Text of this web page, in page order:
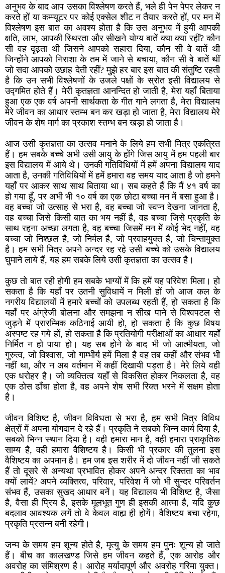
अनुभव के बाद आप उसका विश्लेषण करते हैं, भले ही पेन पेपर लेकर न
करते हों या कम्प्यूटर पर कोई एक्सेल शीट न तैयार करते हों, पर मन में
विश्लेषण इस बात का अवश्य होता है कि उस अनुभव में हुयी आपकी
क्षति, लाभ, आपकी स्थिरता और सीखने योग्य बातें क्या क्या रहीं? कौन
सी वह दृढ़ता थी जिसने आपको सहारा दिया, कौन सी वे बातें थी
जिन्होंने आपको निराशा के तम में जाने से बचाया, कौन सी वे बातें थीं
जो सदा आपको उछाह देती रहीं? मुझे हर बार इस बात की संतुष्टि रहती
है कि उन सभी विश्लेषणों के उजले पक्षों के स्रोत इसी विद्यालय से
उद्गमित होते हैं। मेरी कृतज्ञता आनन्दित हो जाती है, मेरा यहाँ बिताया
हुआ एक एक वर्ष अपनी सार्थकता के गीत गाने लगता है, मेरा विद्यालय
मेरे जीवन का आधार स्तम्भ बन कर खड़ा हो जाता है़, मेरा विद्यालय मेरे
जीवन के शेष मार्ग का प्रकाश स्तम्भ बन खड़ा हो जाता है।
आज उसी कृतज्ञता का उत्सव मनाने के लिये हम सभी मित्र एकत्रित
हैं। हम सबके बच्चे अभी उसी आयु के होंगे जिस आयु में हम पहली बार
इस विद्यालय में आये थे। उनकी गतिविधियों में हमें अपना विद्यालय याद
आता है, उनकी गतिविधियों में हमें हमारा वह समय याद आता है जो हमने
यहाँ पर आकर साथ साथ बिताया था। सब कहते हैं कि मैं ४१ वर्ष का
हो गया हूँ, पर अभी भी १० वर्ष का एक छोटा बच्चा मन में बसा हुआ है।
वह बच्चा जो उत्साह से भरा है, वह बच्चा जो स्वप्न देखना जानता है,
वह बच्चा जिसे किसी बात का भय नहीं है, वह बच्चा जिसे प्रकृति के
साथ रहना अच्छा लगता है, वह बच्चा जिसमें मन में कोई भेद नहीं, वह
बच्चा जो निश्छल है, जो निर्मल है, जो प्रवाहयुक्त है, जो चिन्तामुक्त
है। हम सभी मित्र अपने अन्दर रह रहे उसी बच्चे को उसके विद्यालय
घुमाने लाये हैं, यह हम सबके लिये उसी कृतज्ञता का उत्सव है।
कुछ तो बात रही होगी हम सबके भाग्यों में कि हमें यह परिवेश मिला। हो
सकता है कि यहाँ पर उतनी सुविधायें न मिली हों जो आज कल के
नगरीय विद्यालयों में हमारे बच्चों को उपलब्ध रहती हैं, हो सकता है कि
यहाँ पर अंग्रेजी बोलना और समझना न सीख पाने से विश्वपटल से
जुड़ने में प्रारम्भिक कठिनाई आयी हो, हो सकता है कि कुछ विषय
अस्पष्ट रह गये हों, हो सकता है कि प्रतियोगी परीक्षाओं का आधार यहाँ
निर्मित न हो पाया हो। यह सब होने के बाद भी जो आत्मीयता, जो
गुरुत्व, जो विश्वास, जो गाम्भीर्य हमें मिला है वह तब कहीं और संभव भी
नहीं था, और न अब वर्तमान में कहीं दिखायी पड़ता है। मेरे लिये वही
एक धरोहर है। जो व्यक्तित्व यहाँ से विकसित होकर निकलता है, वह
एक ठोस ढाँचा होता है, वह अपने शेष सभी रिक्त भरने में सक्षम होता
है।
जीवन विशिष्ट है, जीवन विविधता से भरा है, हम सभी मित्र विविध
क्षेत्रों में अपना योगदान दे रहे हैं। प्रकृति ने सबको भिन्न कार्य दिया है,
सबको भिन्न स्थान दिया है। वही हमारा मान है, वही हमारा प्राकृतिक
साम्य है, वही हमारा वैशिष्टय है। किसी भी प्रकार की तुलना इस
वैशिष्टय का अपमान है। हम जब इस शरीर में दो जीवन नहीं जी सकते
हैं तो दूसरे से अन्यथा प्रभावित होकर अपने अन्दर रिक्तता का भाव
क्यों लायें? अपने व्यक्तित्व, परिवार, परिवेश में जो भी सुन्दर परिवर्तन
संभव हैं, उसका सुखद आधार बनें। यह विद्यालय भी विशिष्ट है, जैसा
है, वैसा ही प्रिय है, इसके मूलभूत गुण ही इसकी आत्मा है, यदि कुछ
बदलाव आवश्यक लगें तो वे केवल वाह्य ही होगें। वैशिष्टय बचा रहेगा,
प्रकृति प्रसन्न बनी रहेगी।
जन्म के समय हम शून्य होते है, मृत्यु के समय हम पुनः शून्य हो जाते
हैं। बीच का कालखण्ड जिसे हम जीवन कहते हैं, एक आरोह और
अवरोह का संमिश्रण है। आरोह मर्यादापूर्ण और अवरोह गरिमा युक्त।